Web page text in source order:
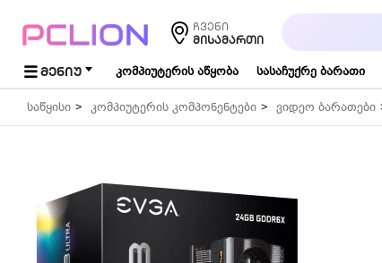
ჩვენი
ᲛᲘᲡᲐᲛᲐᲠᲗᲘ
ᲛᲔᲜᲘᲣ კომპიუტერის აწყობა სასაჩუქრე ბარათი
საწყისი კომპიუტერის კომპონენტები ვიდეო ბარათები